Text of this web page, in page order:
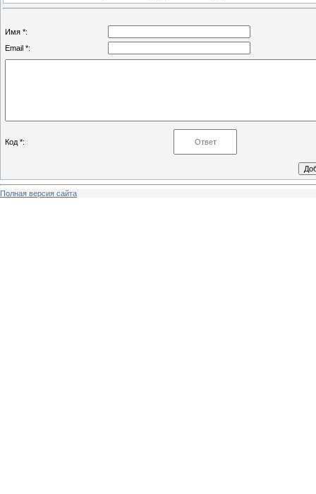
Имя *:
Email *:
Код *:
Полная версия сайта